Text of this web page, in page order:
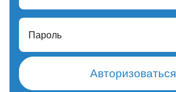
Пароль
Авторизоваться